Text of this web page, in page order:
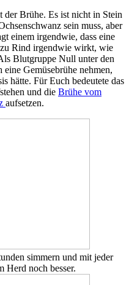
der Brühe. Es ist nicht in Stein
sein muss, aber
einem irgendwie, dass eine
Rind irgendwie wirkt, wie
Blutgruppe Null unter den
Gemüsebrühe nehmen,
hätte. Für Euch bedeutete das
und die Brühe vom
aufsetzen.
simmern und mit jeder
Herd noch besser.